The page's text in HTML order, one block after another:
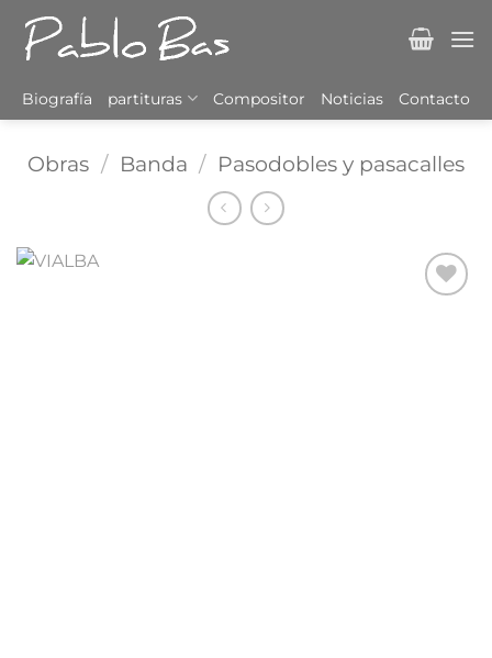
Saltar
contenido
Biografía partituras Compositor Noticias Contacto
Obras / Banda / Pasodobles y pasacalles